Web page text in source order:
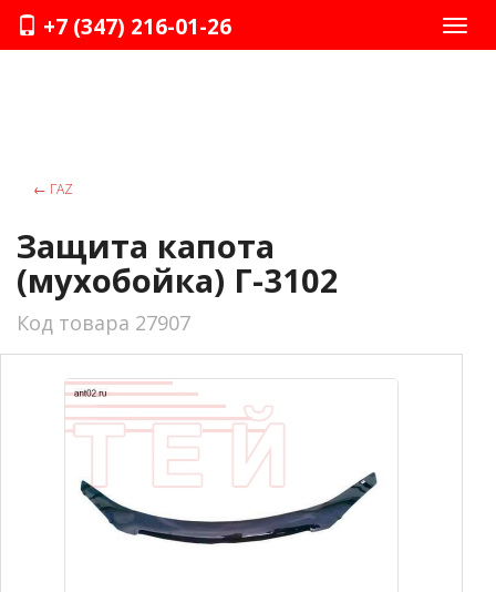
+7 (347) 216-01-26
← ГАZ
Защита капота
(мухобойка) Г-3102
Код товара 27907